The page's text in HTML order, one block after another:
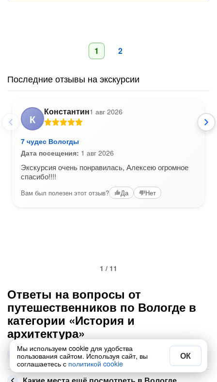
1 2
Последние отзывы на экскурсии
К
Константин1 авг 2026
7 чудес Вологды
Дата посещения: 1 авг 2026
Экскурсия очень понравилась, Алексею огромное
спасибо!!!!
Вам был полезен этот отзыв? Да Нет
1 / 11
Ответы на вопросы от
путешественников по Вологде в
категории «История и
архитектура»
Самые популярные экскурсии этой рубрики в
Вологде
Мы используем cookie для удобства
пользования сайтом. Используя сайт, вы
соглашаетесь с политикой cookie
ОК